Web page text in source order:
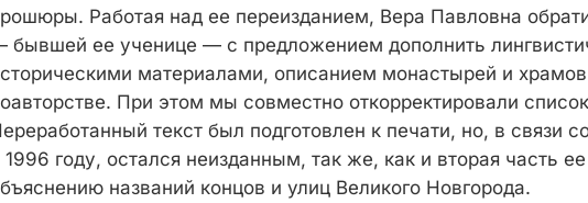
Работая над ее переизданием, Вера Павловна
бывшей ее ученице — с предложением дополнить
материалами, описанием монастырей и храмов
При этом мы совместно откорректировали
текст был подготовлен к печати, но, в связи
1996 году, остался неизданным, так же, как и вторая часть
названий концов и улиц Великого Новгорода.